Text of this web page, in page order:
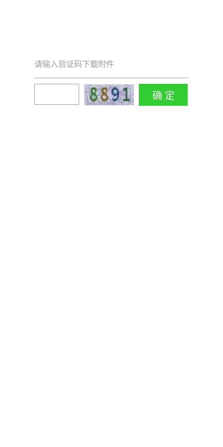
请输入验证码下载附件